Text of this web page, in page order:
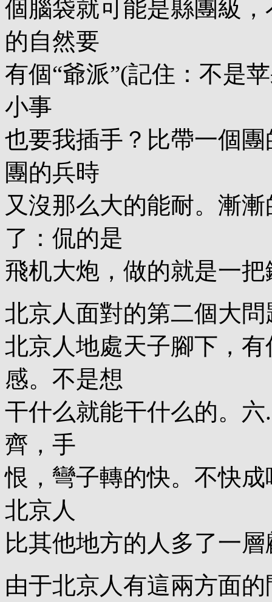
個腦袋就可能是縣團級
的自然要
有個“爺派”(記住：不是
小事
也要我插手？比帶一個
團的兵時
又沒那么大的能耐。漸
了：侃的是
飛机大炮，做的就是一
北京人面對的第二個大
北京人地處天子腳下，
感。不是想
干什么就能干什么的。
齊，手
恨，彎子轉的快。不快
北京人
比其他地方的人多了一
由于北京人有這兩方面